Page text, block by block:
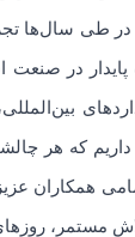
در طی سال‌ها
پایدار در
داریم که هر
همکاران
مستمر،